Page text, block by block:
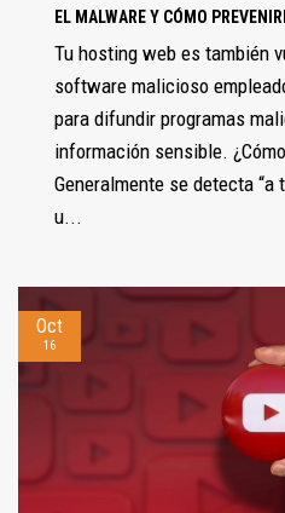
EL MALWARE Y CÓMO
Tu hosting web es también
software malicioso
para difundir programas
información sensible.
Generalmente se detecta “a
u...
Oct
16